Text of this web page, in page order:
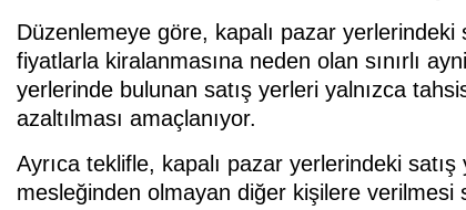
Düzenlemeye göre, kapalı pazar
fiyatlarla kiralanmasına neden olan sınırlı
yerlerinde bulunan satış yerleri yalnızca
azaltılması amaçlanıyor.
Ayrıca teklifle, kapalı pazar yerlerindeki satış
mesleğinden olmayan diğer kişilere verilmesi